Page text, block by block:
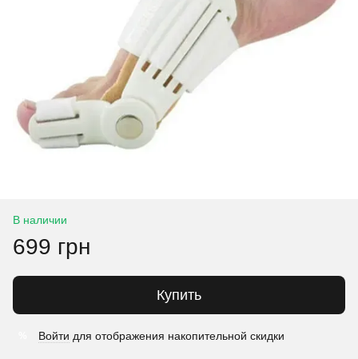
В наличии
699 грн
Купить
Войти для отображения накопительной скидки